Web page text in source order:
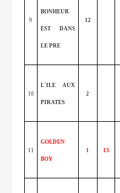
9
BONHEUR
EST DANS
LE PRE
12
10
L'ILE AUX
PIRATES
2
11
GOLDEN
BOY
1 13